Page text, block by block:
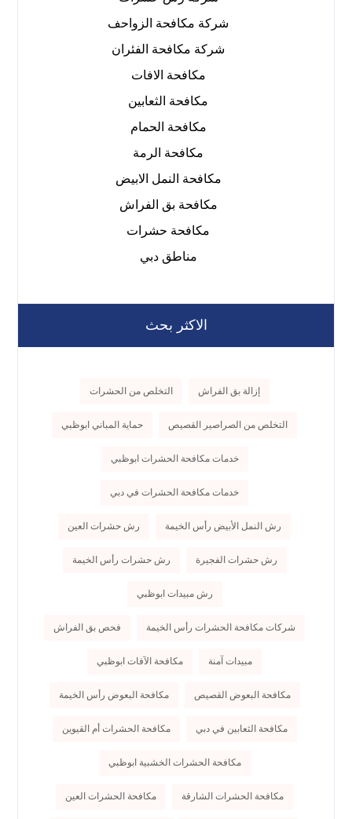
شركة مكافحة الزواحف
شركة مكافحة الفئران
مكافحة الافات
مكافحة الثعابين
مكافحة الحمام
مكافحة الرمة
مكافحة النمل الابيض
مكافحة بق الفراش
مكافحة حشرات
مناطق دبي
الاكثر بحث
إزالة بق الفراش التخلص من الحشرات
التخلص من الصراصير القصيص حماية المباني ابوظبي
خدمات مكافحة الحشرات ابوظبي
خدمات مكافحة الحشرات في دبي
رش النمل الأبيض رأس الخيمة رش حشرات العين
رش حشرات الفجيرة رش حشرات رأس الخيمة
رش مبيدات ابوظبي
شركات مكافحة الحشرات رأس الخيمة فحص بق الفراش
مبيدات آمنة مكافحة الآفات ابوظبي
مكافحة البعوض القصيص مكافحة البعوض رأس الخيمة
مكافحة الثعابين في دبي مكافحة الحشرات أم القيوين
مكافحة الحشرات الخشبية ابوظبي
مكافحة الحشرات الشارقة مكافحة الحشرات العين